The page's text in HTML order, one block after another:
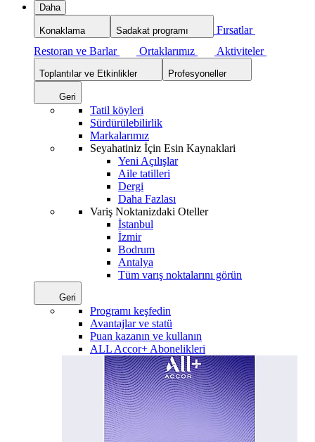
Daha
Konaklama Sadakat programı
Fırsatlar
Restoran ve Barlar
Ortaklarımız Aktiviteler
Toplantılar ve Etkinlikler Profesyoneller
Geri
Tatil köyleri
Sürdürülebilirlik
Markalarımız
Seyahatiniz İçin Esin Kaynaklari
Yeni Açılışlar
Aile tatilleri
Dergi
Daha Fazlası
Variş Noktanizdaki Oteller
İstanbul
İzmir
Bodrum
Antalya
Tüm varış noktalarını görün
Geri
Programı keşfedin
Avantajlar ve statü
Puan kazanın ve kullanın
ALL Accor+ Abonelikleri